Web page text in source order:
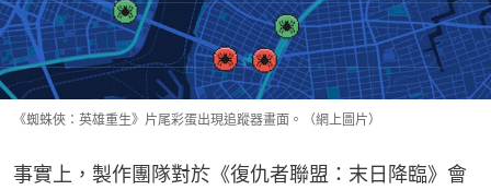
《蜘蛛俠：英雄重生》片尾彩蛋出現追蹤器畫面。（網上圖片）
事實上，製作團隊對於《復仇者聯盟：末日降臨》會